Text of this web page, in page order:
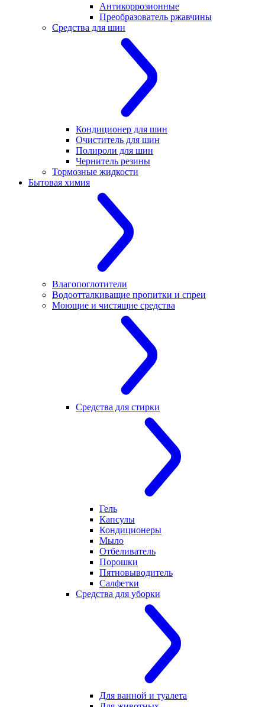
Антикоррозионные
Преобразователь ржавчины
Средства для шин
Кондиционер для шин
Очиститель для шин
Полироли для шин
Чернитель резины
Тормозные жидкости
Бытовая химия
Влагопоглотители
Водоотталкиващие пропитки и спреи
Моющие и чистящие средства
Средства для стирки
Гель
Капсулы
Кондиционеры
Мыло
Отбеливатель
Порошки
Пятновыводитель
Салфетки
Средства для уборки
Для ванной и туалета